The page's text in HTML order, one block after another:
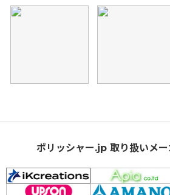
ポリッシャー.jp 取り扱いメ